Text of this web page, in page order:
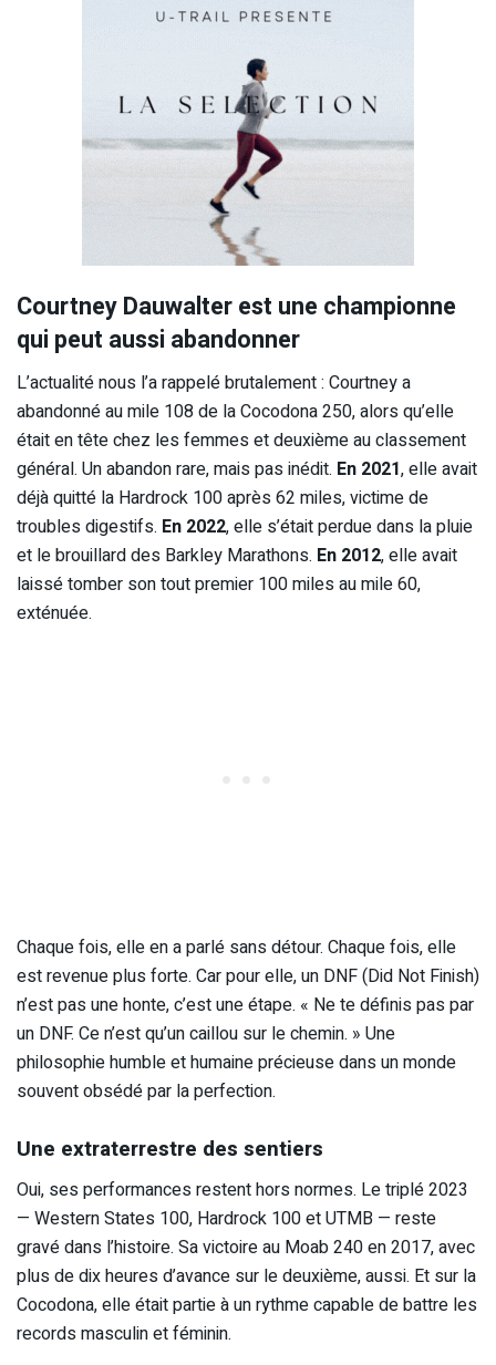
Courtney Dauwalter est une championne
qui peut aussi abandonner
L’actualité nous l’a rappelé brutalement : Courtney a
abandonné au mile 108 de la Cocodona 250, alors qu’elle
était en tête chez les femmes et deuxième au classement
général. Un abandon rare, mais pas inédit. En 2021, elle avait
déjà quitté la Hardrock 100 après 62 miles, victime de
troubles digestifs. En 2022, elle s’était perdue dans la pluie
et le brouillard des Barkley Marathons. En 2012, elle avait
laissé tomber son tout premier 100 miles au mile 60,
exténuée.
Chaque fois, elle en a parlé sans détour. Chaque fois, elle
est revenue plus forte. Car pour elle, un DNF (Did Not Finish)
n’est pas une honte, c’est une étape. « Ne te définis pas par
un DNF. Ce n’est qu’un caillou sur le chemin. » Une
philosophie humble et humaine précieuse dans un monde
souvent obsédé par la perfection.
Une extraterrestre des sentiers
Oui, ses performances restent hors normes. Le triplé 2023
— Western States 100, Hardrock 100 et UTMB — reste
gravé dans l’histoire. Sa victoire au Moab 240 en 2017, avec
plus de dix heures d’avance sur le deuxième, aussi. Et sur la
Cocodona, elle était partie à un rythme capable de battre les
records masculin et féminin.